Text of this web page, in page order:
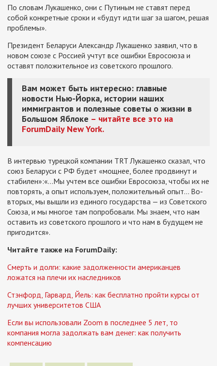
По словам Лукашенко, они с Путиным не ставят перед
собой конкретные сроки и «будут идти шаг за шагом, решая
проблемы».
Президент Беларуси Александр Лукашенко заявил, что в
новом союзе с Россией учтут все ошибки Евросоюза и
оставят положительное из советского прошлого.
Вам может быть интересно: главные
новости Нью-Йорка, истории наших
иммигрантов и полезные советы о жизни в
Большом Яблоке – читайте все это на
ForumDaily New York.
В интервью турецкой компании TRT Лукашенко сказал, что
союз Беларуси с РФ будет «мощнее, более продвинут и
стабилен»:«…Мы учтем все ошибки Евросоюза, чтобы их не
повторять, а опыт используем, положительный опыт… Во-
вторых, мы вышли из единого государства — из Советского
Союза, и мы многое там попробовали. Мы знаем, что нам
оставить из советского прошлого и что нам в будущем не
пригодится».
Читайте также на ForumDaily:
Смерть и долги: какие задолженности американцев
ложатся на плечи их наследников
Стэнфорд, Гарвард, Йель: как бесплатно пройти курсы от
лучших университетов США
Если вы использовали Zoom в последнее 5 лет, то
компания могла задолжать вам денег: как получить
компенсацию